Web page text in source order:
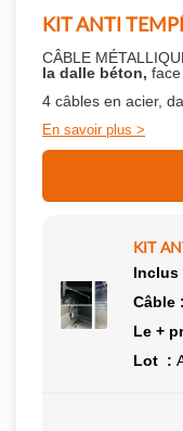
KIT ANTI
CÂBLE
la dalle béton, face
4 câbles en acier,
En savoir plus
KIT
Inclus
Câble :
Le +
Lot :